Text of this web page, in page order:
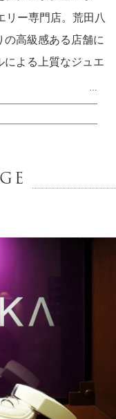
リー専門店。荒田八
高級感ある店舗に
による上質なジュエ
イダルジュエリー
プトが確立してい
のもうれしいと評
鑑定士）、ジュエ
ドバイスをしてくれ